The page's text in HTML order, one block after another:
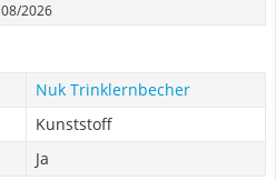
08/2026
Nuk Trinklernbecher
Kunststoff
Ja